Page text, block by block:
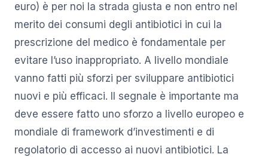
euro) è per noi la strada giusta e non entro nel
merito dei consumi degli antibiotici in cui la
prescrizione del medico è fondamentale per
evitare l’uso inappropriato. A livello mondiale
vanno fatti più sforzi per sviluppare antibiotici
nuovi e più efficaci. Il segnale è importante ma
deve essere fatto uno sforzo a livello europeo e
mondiale di framework d’investimenti e di
regolatorio di accesso ai nuovi antibiotici. La